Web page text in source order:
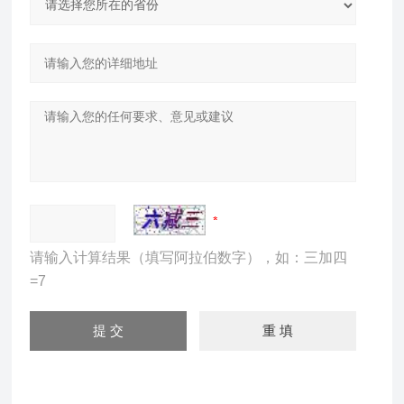
请输入计算结果（填写阿拉伯数字），如：三加四
=7